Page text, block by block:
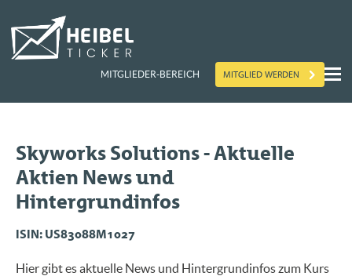
MITGLIEDER-BEREICH MITGLIED WERDEN
Skyworks Solutions - Aktuelle
Aktien News und
Hintergrundinfos
ISIN: US83088M1027
Hier gibt es aktuelle News und Hintergrundinfos zum Kurs